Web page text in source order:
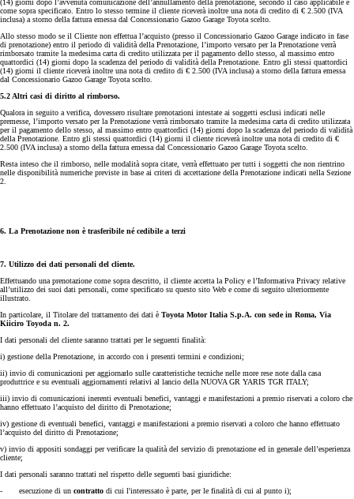
(14) giorni dopo l’avvenuta comunicazione dell’annullamento della prenotazione, secondo il caso applicabile e
come sopra specificato. Entro lo stesso termine il cliente riceverà inoltre una nota di credito di € 2.500 (IVA
inclusa) a storno della fattura emessa dal Concessionario Gazoo Garage Toyota scelto.
Allo stesso modo se il Cliente non effettua l’acquisto (presso il Concessionario Gazoo Garage indicato in fase
di prenotazione) entro il periodo di validità della Prenotazione, l’importo versato per la Prenotazione verrà
rimborsato tramite la medesima carta di credito utilizzata per il pagamento dello stesso, al massimo entro
quattordici (14) giorni dopo la scadenza del periodo di validità della Prenotazione. Entro gli stessi quattordici
(14) giorni il cliente riceverà inoltre una nota di credito di € 2.500 (IVA inclusa) a storno della fattura emessa
dal Concessionario Gazoo Garage Toyota scelto.
5.2 Altri casi di diritto al rimborso.
Qualora in seguito a verifica, dovessero risultare prenotazioni intestate ai soggetti esclusi indicati nelle
premesse, l’importo versato per la Prenotazione verrà rimborsato tramite la medesima carta di credito utilizzata
per il pagamento dello stesso, al massimo entro quattordici (14) giorni dopo la scadenza del periodo di validità
della Prenotazione. Entro gli stessi quattordici (14) giorni il cliente riceverà inoltre una nota di credito di €
2.500 (IVA inclusa) a storno della fattura emessa dal Concessionario Gazoo Garage Toyota scelto.
Resta inteso che il rimborso, nelle modalità sopra citate, verrà effettuato per tutti i soggetti che non rientrino
nelle disponibilità numeriche previste in base ai criteri di accettazione della Prenotazione indicati nella Sezione
2.
6. La Prenotazione non è trasferibile né cedibile a terzi
7. Utilizzo dei dati personali del cliente.
Effettuando una prenotazione come sopra descritto, il cliente accetta la Policy e l’Informativa Privacy relative
all’utilizzo dei suoi dati personali, come specificato su questo sito Web e come di seguito ulteriormente
illustrato.
In particolare, il Titolare del trattamento dei dati è Toyota Motor Italia S.p.A. con sede in Roma, Via
Kiiciro Toyoda n. 2.
I dati personali del cliente saranno trattati per le seguenti finalità:
i) gestione della Prenotazione, in accordo con i presenti termini e condizioni;
ii) invio di comunicazioni per aggiornarlo sulle caratteristiche tecniche nelle more rese note dalla casa
produttrice e su eventuali aggiornamenti relativi al lancio della NUOVA GR YARIS TGR ITALY;
iii) invio di comunicazioni inerenti eventuali benefici, vantaggi e manifestazioni a premio riservati a coloro che
hanno effettuato l’acquisto del diritto di Prenotazione;
iv) gestione di eventuali benefici, vantaggi e manifestazioni a premio riservati a coloro che hanno effettuato
l’acquisto del diritto di Prenotazione;
v) invio di appositi sondaggi per verificare la qualità del servizio di prenotazione ed in generale dell’esperienza
cliente;
I dati personali saranno trattati nel rispetto delle seguenti basi giuridiche:
- esecuzione di un contratto di cui l'interessato è parte, per le finalità di cui al punto i);